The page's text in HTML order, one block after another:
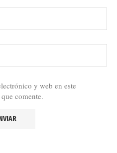
y web en este
comente.